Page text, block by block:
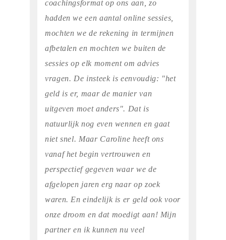
coachingsformat op ons aan, zo
hadden we een aantal online sessies,
mochten we de rekening in termijnen
afbetalen en mochten we buiten de
sessies op elk moment om advies
vragen. De insteek is eenvoudig: "het
geld is er, maar de manier van
uitgeven moet anders". Dat is
natuurlijk nog even wennen en gaat
niet snel. Maar Caroline heeft ons
vanaf het begin vertrouwen en
perspectief gegeven waar we de
afgelopen jaren erg naar op zoek
waren. En eindelijk is er geld ook voor
onze droom en dat moedigt aan! Mijn
partner en ik kunnen nu veel